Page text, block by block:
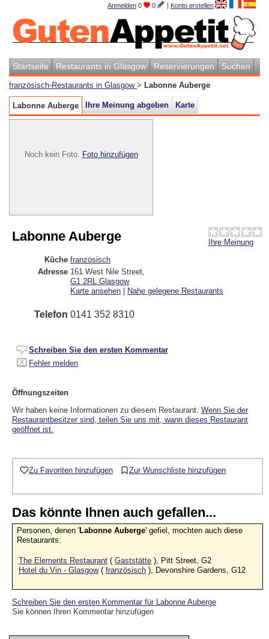
Anmelden 0 0 | Konto erstellen
Startseite Restaurants in Glasgow Reservierungen Suchen
französisch-Restaurants in Glasgow > Labonne Auberge
Labonne Auberge Ihre Meinung abgeben Karte
Noch kein Foto. Foto hinzufügen
Ihre Meinung
Labonne Auberge
Küche französisch
Adresse 161 West Nile Street
G1 2RL Glasgow
Karte ansehen | Nahe gelegene Restaurants
Telefon 0141 352 8310
Schreiben Sie den ersten Kommentar
Fehler melden
Öffnungszeiten
Wir haben keine Informationen zu diesem Restaurant. Wenn Sie der
Restaurantbesitzer sind, teilen Sie uns mit, wann dieses Restaurant
geöffnet ist.
Zu Favoriten hinzufügen Zur Wunschliste hinzufügen
Das könnte Ihnen auch gefallen...
Personen, denen 'Labonne Auberge' gefiel, mochten auch diese
Restaurants:
The Elements Restaurant ( Gaststätte ), Pitt Street, G2
Hotel du Vin - Glasgow( französisch ), Devonshire Gardens, G12
Schreiben Sie den ersten Kommentar für Labonne Auberge
Sie können Ihren Kommentar hinzufügen